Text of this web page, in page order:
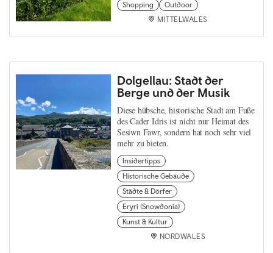
Shopping
Outdoor
MITTELWALES
Dolgellau: Stadt der
Berge und der Musik
Diese hübsche, historische Stadt am Fuße
des Cader Idris ist nicht nur Heimat des
Sesiwn Fawr, sondern hat noch sehr viel
mehr zu bieten.
Insidertipps
Historische Gebäude
Städte & Dörfer
Eryri (Snowdonia)
Kunst & Kultur
NORDWALES